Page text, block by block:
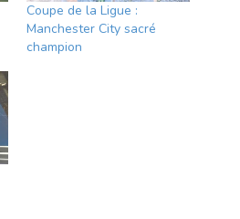
Coupe de la Ligue :
Manchester City sacré
champion